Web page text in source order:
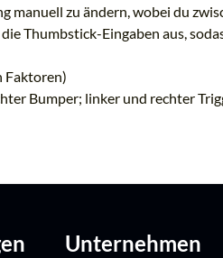
zu ändern, wobei du
Thumbstick-Eingaben aus,
Faktoren)
Bumper; linker und rechter
Unternehmen